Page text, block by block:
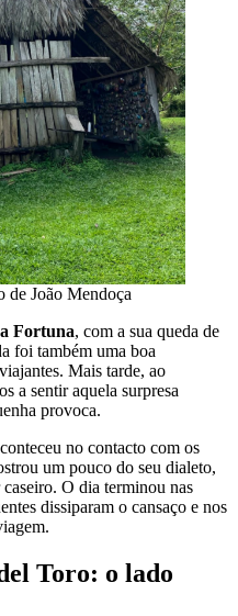
de João Mendoça
Fortuna, com a sua queda de
foi também uma boa
Mais tarde, ao
a sentir aquela surpresa
provoca.
no contacto com os
um pouco do seu dialeto,
O dia terminou nas
dissiparam o cansaço e nos
Toro: o lado